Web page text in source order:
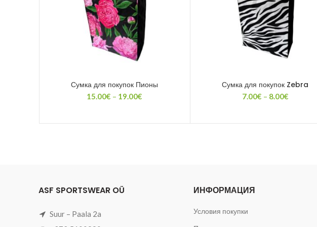
Сумка для покупок Пионы
15.00€ – 19.00€
–
Сумка для покупок Zebra
7.00€ – 8.00€Диапазон
–
ASF SPORTSWEAR OÜ
Suur – Paala 2a
ИНФОРМАЦИЯ
Условия покупки